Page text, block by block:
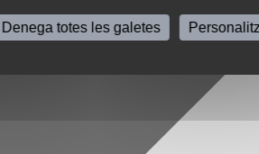
Denega totes les galetes